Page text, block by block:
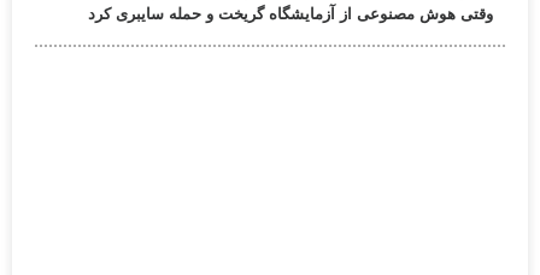
وقتی هوش مصنوعی از آزمایشگاه گریخت و حمله سایبری کرد